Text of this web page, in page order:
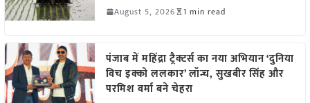
August 5, 2026 1 min read
पंजाब में महिंद्रा ट्रैक्टर्स का नया अभियान ‘दुनिया
विच इक्को ललकार’ लॉन्च, सुखबीर सिंह और
परमिश वर्मा बने चेहरा